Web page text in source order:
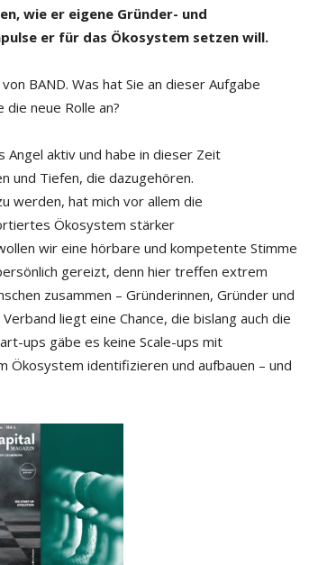
wie er eigene Gründer- und
er für das Ökosystem setzen will.
BAND. Was hat Sie an dieser Aufgabe
neue Rolle an?
Angel aktiv und habe in dieser Zeit
und Tiefen, die dazugehören.
werden, hat mich vor allem die
Ökosystem stärker
wir eine hörbare und kompetente Stimme
gereizt, denn hier treffen extrem
zusammen – Gründerinnen, Gründer und
liegt eine Chance, die bislang auch die
ups gäbe es keine Scale-ups mit
Ökosystem identifizieren und aufbauen – und